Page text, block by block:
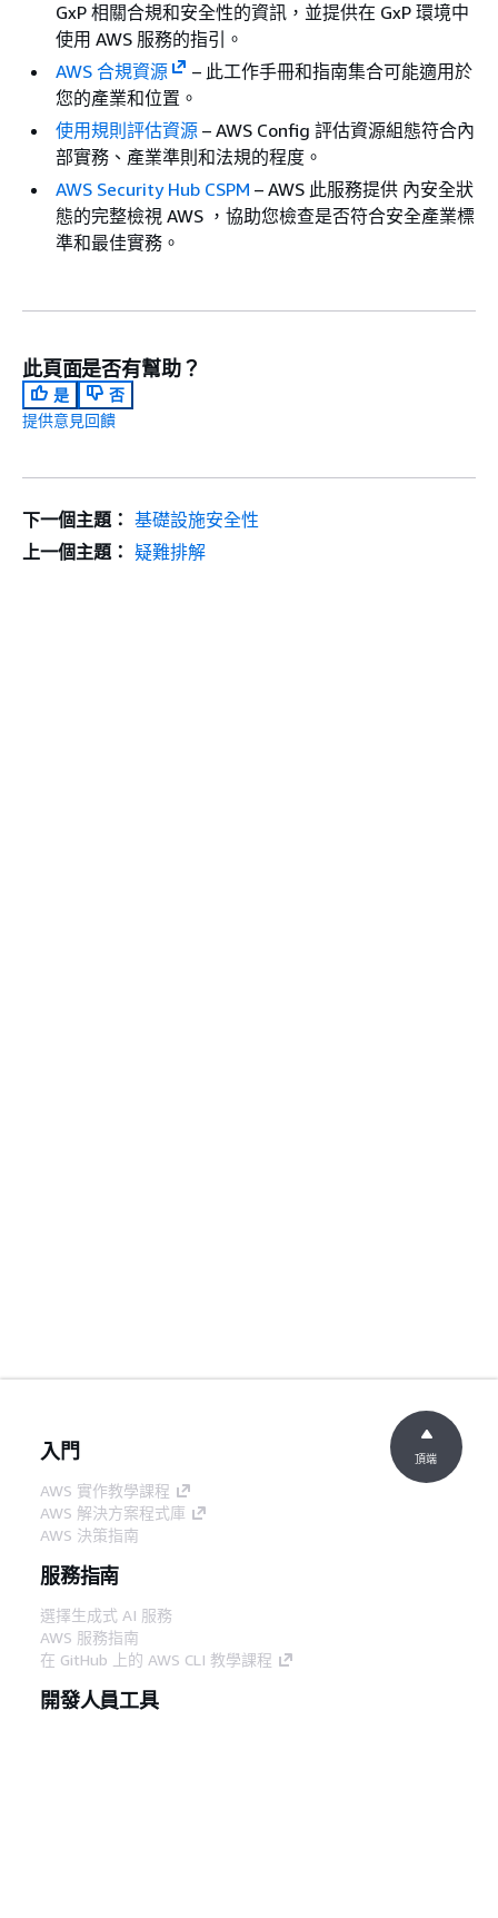
GxP 相關合規和安全性的資訊，並提供在 GxP 環境中
使用 AWS 服務的指引。
AWS 合規資源
– 此工作手冊和指南集合可能適用於
您的產業和位置。
使用規則評估資源 – AWS Config 評估資源組態符合內
部實務、產業準則和法規的程度。
AWS Security Hub CSPM – AWS 此服務提供 內安全狀
態的完整檢視 AWS ，協助您檢查是否符合安全產業標
準和最佳實務。
此頁面是否有幫助？
是
否
提供意見回饋
下一個主題： 基礎設施安全性
上一個主題： 疑難排解
入門
AWS 實作教學課程
AWS 解決方案程式庫
AWS 決策指南
服務指南
選擇生成式 AI 服務
AWS 服務指南
在 GitHub 上的 AWS CLI 教學課程
開發人員工具
頂端